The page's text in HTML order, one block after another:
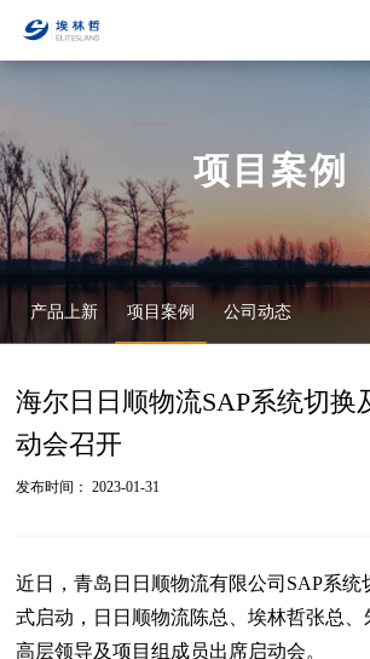
项目案例
产品上新 项目案例 公司动态
海尔日日顺物流SAP系统切换
动会召开
发布时间： 2023-01-31
近日，青岛日日顺物流有限公司SAP系统
式启动，日日顺物流陈总、埃林哲张总
高层领导及项目组成员出席启动会。